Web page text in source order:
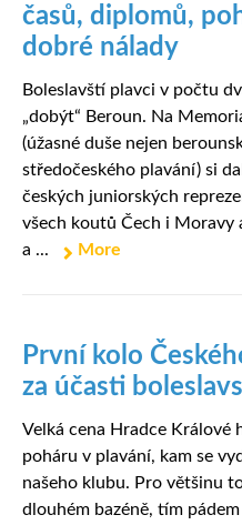
časů, diplomů,
dobré nálady
Boleslavští plavci v počtu
„dobýt“ Beroun. Na
(úžasné duše nejen
středočeského plavání) si
českých juniorských
všech koutů Čech i Moravy
a ...
More
První kolo
za účasti
Velká cena Hradce Králové
poháru v plavání, kam se
našeho klubu. Pro většinu
dlouhém bazéně, tím